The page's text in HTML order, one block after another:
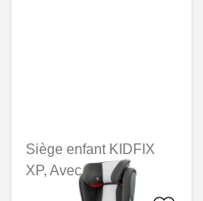
Siège enfant KIDFIX
XP, Avec ISOFIX